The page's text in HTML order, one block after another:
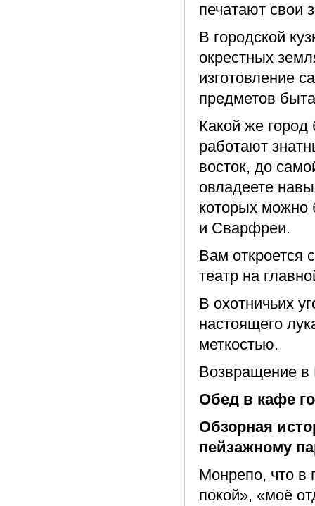
печатают свои
В городской
окрестных
изготовление
предметов
Какой же город
работают
восток, до
овладеете
которых можно
и Сварфреи.
Вам откроется
театр на
В охотничьих
настоящего
меткостью.
Возвращение в
Обед в кафе
Обзорная
пейзажному
Монрепо, что в
покой», «моё